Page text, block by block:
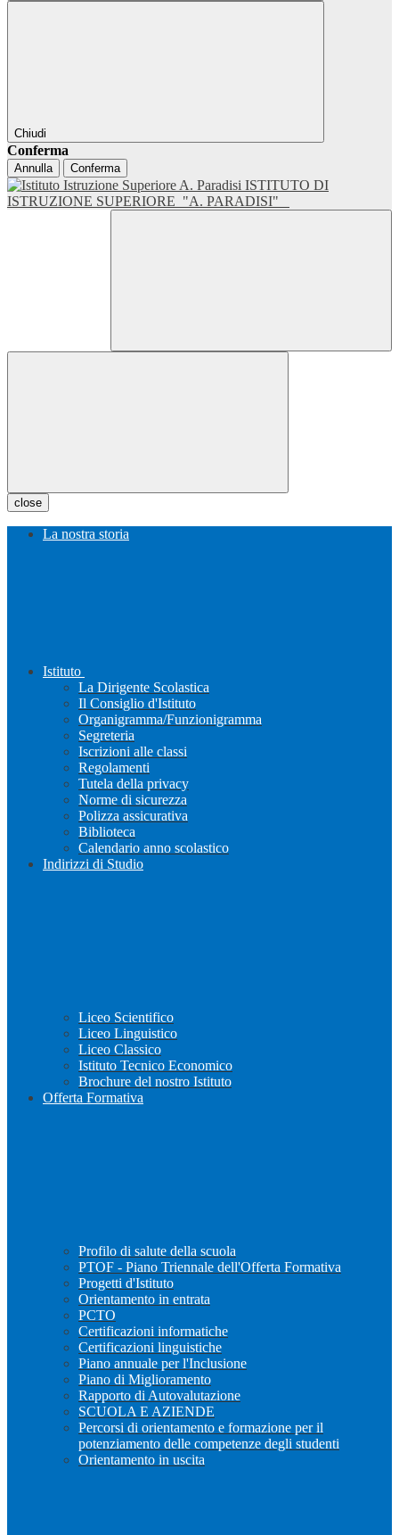
Chiudi
Conferma
Annulla Conferma
ISTITUTO DI
ISTRUZIONE SUPERIORE "A. PARADISI"
close
La nostra storia
Istituto
La Dirigente Scolastica
Il Consiglio d'Istituto
Organigramma/Funzionigramma
Segreteria
Iscrizioni alle classi
Regolamenti
Tutela della privacy
Norme di sicurezza
Polizza assicurativa
Biblioteca
Calendario anno scolastico
Indirizzi di Studio
Liceo Scientifico
Liceo Linguistico
Liceo Classico
Istituto Tecnico Economico
Brochure del nostro Istituto
Offerta Formativa
Profilo di salute della scuola
PTOF - Piano Triennale dell'Offerta Formativa
Progetti d'Istituto
Orientamento in entrata
PCTO
Certificazioni informatiche
Certificazioni linguistiche
Piano annuale per l'Inclusione
Piano di Miglioramento
Rapporto di Autovalutazione
SCUOLA E AZIENDE
Percorsi di orientamento e formazione per il
potenziamento delle competenze degli studenti
Orientamento in uscita